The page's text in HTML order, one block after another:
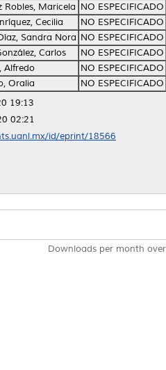
Robles, Maricela NO ESPECIFICADO
Cecilia
NO ESPECIFICADO
Sandra Nora NO ESPECIFICADO
Carlos
NO ESPECIFICADO
Alfredo
NO ESPECIFICADO
Oralia
NO ESPECIFICADO
19:13
02:21
id/eprint/18566
Downloads per month